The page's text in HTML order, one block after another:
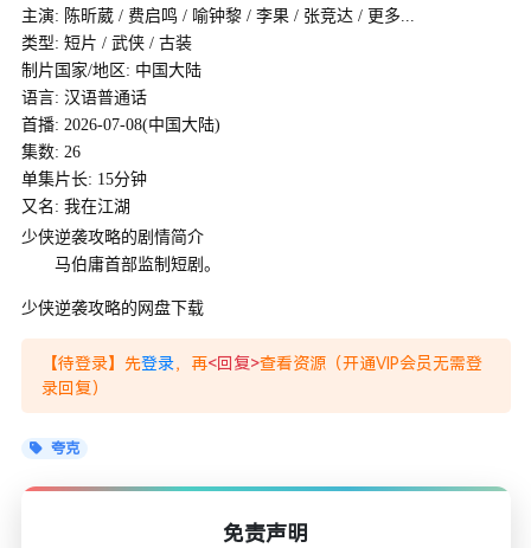
主演: 陈昕葳 / 费启鸣 / 喻钟黎 / 李果 / 张竞达 / 更多...
类型: 短片 / 武侠 / 古装
制片国家/地区: 中国大陆
语言: 汉语普通话
首播: 2026-07-08(中国大陆)
集数: 26
单集片长: 15分钟
又名: 我在江湖
少侠逆袭攻略的剧情简介
马伯庸首部监制短剧。
少侠逆袭攻略的网盘下载
【待登录】先登录，再<回复>查看资源（开通VIP会员无需登
录回复）
夸克
免责声明